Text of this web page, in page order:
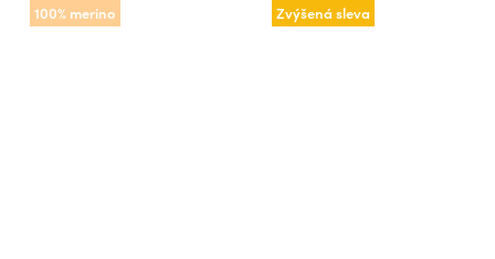
100% merino Zvýšená sleva